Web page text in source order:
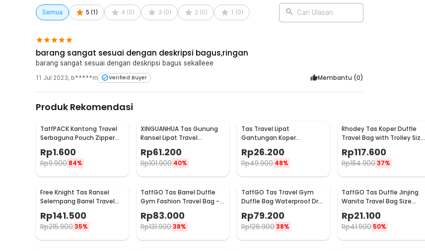
Menyimpan tas duffle setelah selesai digunakan semakin mudah. Cukup lipat tas menjadi ukuran
compact dan Anda bisa langsung menyimpannya di dalam koper atau carrier selama perjalanan.
Kelengkapan Produk
Rincian yang Anda dapatkan untuk pembelian produk ini:
1 x TaffGO Tas Jinjing duffle Lipat Travel Bag 24L- B30
Semua 5 (1) 4 (0) 3 (0) 2 (0) 1 (0) Cari Ulasan
barang sangat sesuai dengan deskripsi bagus,ringan
barang sangat sesuai dengan deskripsi bagus sekalleee
11 Jul 2023, b*****m Verified Buyer Membantu (0)
Produk Rekomendasi
TaffPACK Kantong Travel
Serbaguna Pouch Zipper
Organizer 1 PCS - CC-003
Rp1.600
Rp9.900 84%
XINGUANHUA Tas Gunung
Ransel Lipat Travel
Backpack Waterproof 17L -
GC17
Rp61.200
Rp101.900 40%
Tas Travel Lipat
Gantungan Koper
Waterproof Portable
Folding Bag 32L - SW1014
Rp26.200
Rp49.900 48%
Rhodey Tas Koper Duffle
Travel Bag with Trolley Size
Rp117.600
Rp184.90037%
Free Knight Tas Ransel
Selempang Barrel Travel
CC05
Rp141.500
Rp215.900 35%
TaffGO Tas Barrel Duffle
Gym Fashion Travel Bag -
Rp83.000
Rp131.90038%
TaffGO Tas Travel Gym
Duffle Bag Waterproof Dry
Rp79.200
Rp126.900 38%
TaffGO Tas Duffle Jinjing
Wanita Travel Bag Size
Rp21.100
Rp41.900 50%